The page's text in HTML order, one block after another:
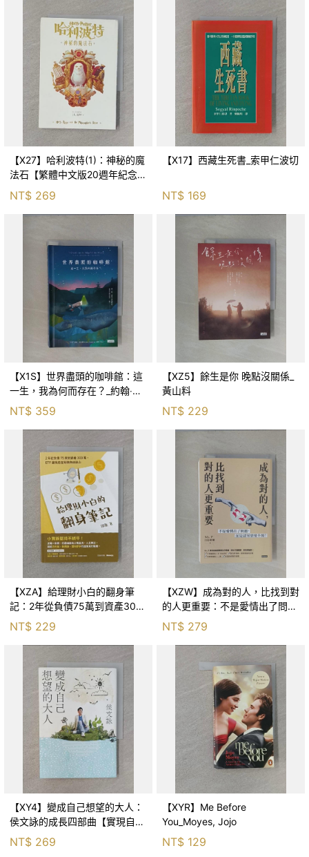
【X27】哈利波特(1)：神秘的魔
法石【繁體中文版20週年紀念】
NT$ 269
【X17】西藏生死書_索甲仁波切
NT$ 169
【X1S】世界盡頭的咖啡館：這
一生，我為何而存在？_約翰‧史
崔勒基, Elsa
NT$ 359
【XZ5】餘生是你 晚點沒關係_
黃山料
NT$ 229
【XZA】給理財小白的翻身筆
記：2年從負債75萬到資產300
萬，ETF讓我走在財務自由路上_
鐵蛋
NT$ 229
【XZW】成為對的人，比找到對
的人更重要：不是愛情出了問
題，而是認知需要升級！_Mr. P
NT$ 279
【XY4】變成自己想望的大人：
侯文詠的成長四部曲【實現自
己】_侯文詠
NT$ 269
【XYR】Me Before
You_Moyes, Jojo
NT$ 129